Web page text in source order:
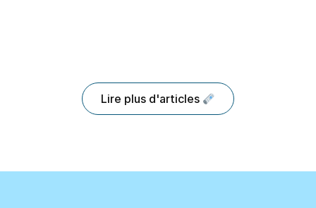
Lire plus d'articles